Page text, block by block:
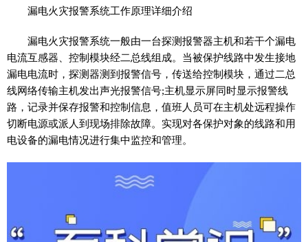
漏电火灾报警系统工作原理详细介绍
漏电火灾报警系统一般由一台探测报警器主机和若干个漏电
电流互感器、控制模块经二总线组成。当被保护线路中发生接地
漏电电流时，探测器测到报警信号，传送给控制模块，通过二总
线网络传输主机发出声光报警信号;主机显示屏同时显示报警线
路，记录并保存报警和控制信息，值班人员可在主机处远程操作
切断电源或派人到现场排除故障。实现对各保护对象的线路和用
电设备的漏电情况进行集中监控和管理。